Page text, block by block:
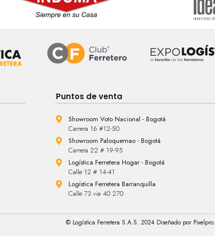
Puntos de venta
Showroom Voto Nacional - Bogotá
Carrera 16 #12-50
Showroom Paloquemao - Bogotá
Carrera 22 # 19-95
Logística Ferretera Hogar - Bogotá
Calle 12 # 14-41
Logística Ferretera Barranquilla
Calle 73 via 40 270
© Logística Ferretera S.A.S. 2024 Diseñado por Pixelpro.